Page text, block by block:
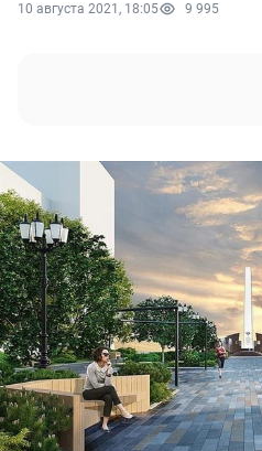
10 августа 2021, 18:05 9 995